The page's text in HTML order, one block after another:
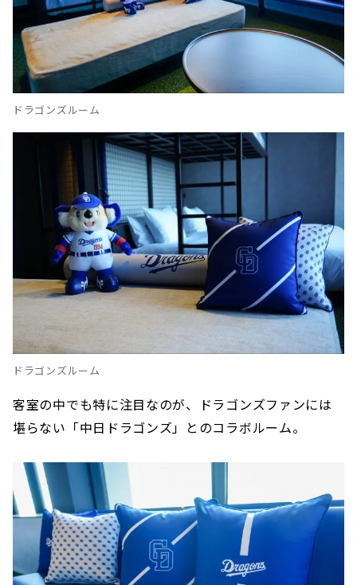
ドラゴンズルーム
ドラゴンズルーム
客室の中でも特に注目なのが、ドラゴンズファンには
堪らない「中日ドラゴンズ」とのコラボルーム。